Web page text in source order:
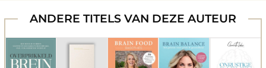
ANDERE TITELS VAN DEZE AUTEUR